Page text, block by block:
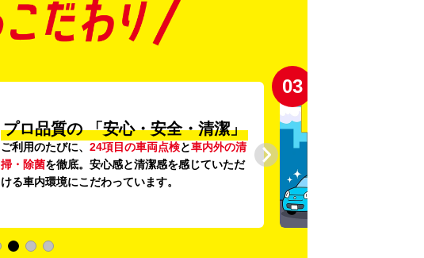
プロ品質の 「安心・安全・清潔」
ご利用のたびに、 24項目の車両点検と車内外の清
掃・除菌を徹底。安心感と清潔感を感じていただ
ける車内環境にこだわっています。
03